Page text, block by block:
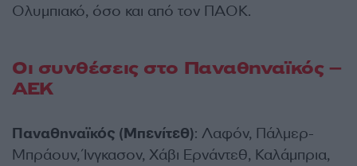
Ολυμπιακό, όσο και από τον ΠΑΟΚ.
Οι συνθέσεις στο Παναθηναϊκός –
ΑΕΚ
Παναθηναϊκός (Μπενίτεθ): Λαφόν, Πάλμερ-
Μπράουν, Ίνγκασον, Χάβι Ερνάντεθ, Καλάμπρια,